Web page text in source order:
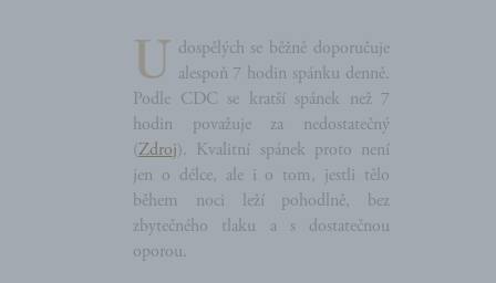
U dospělých se běžně doporučuje
alespoň 7 hodin spánku denně.
Podle CDC se kratší spánek než 7
hodin považuje za nedostatečný
(Zdroj). Kvalitní spánek proto není
jen o délce, ale i o tom, jestli tělo
během noci leží pohodlně, bez
zbytečného tlaku a s dostatečnou
oporou.